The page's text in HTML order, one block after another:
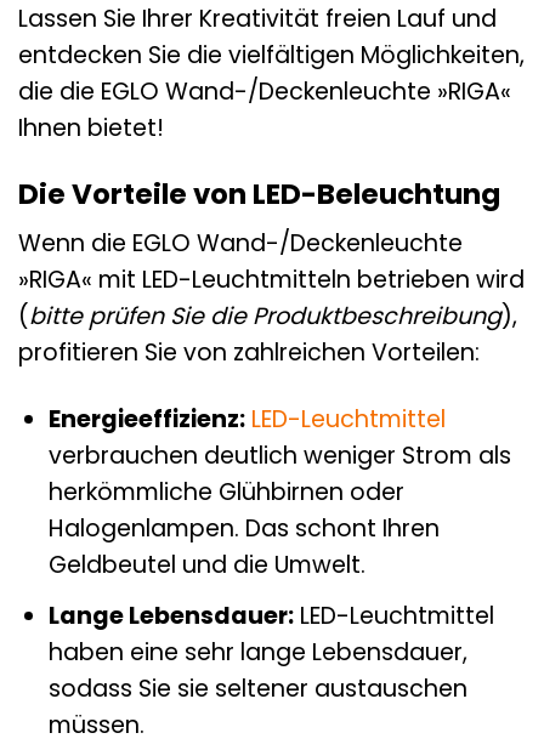
Lassen Sie Ihrer Kreativität freien Lauf und
entdecken Sie die vielfältigen Möglichkeiten,
die die EGLO Wand-/Deckenleuchte »RIGA«
Ihnen bietet!
Die Vorteile von LED-Beleuchtung
Wenn die EGLO Wand-/Deckenleuchte
»RIGA« mit LED-Leuchtmitteln betrieben wird
(bitte prüfen Sie die Produktbeschreibung),
profitieren Sie von zahlreichen Vorteilen:
Energieeffizienz: LED-Leuchtmittel
verbrauchen deutlich weniger Strom als
herkömmliche Glühbirnen oder
Halogenlampen. Das schont Ihren
Geldbeutel und die Umwelt.
Lange Lebensdauer:LED-Leuchtmittel
haben eine sehr lange Lebensdauer,
sodass Sie sie seltener austauschen
müssen.